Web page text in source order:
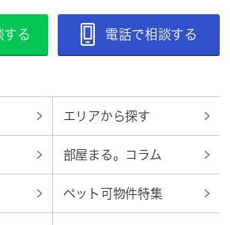
する 電話で相談する
エリアから探す
部屋まる。コラム
ペット可物件特集